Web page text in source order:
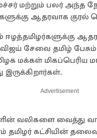
மற்றும் பலர் அந்த
ஆதரவாக குரல்
ஈழத்தமிழர்களுக்கு
சேவை தமிழ்
மக்கள் மிகப்பெரிய
இருக்கிறார்கள்.
Advertisement
வலிகளை வைத்து
தமிழர் கட்சியின்